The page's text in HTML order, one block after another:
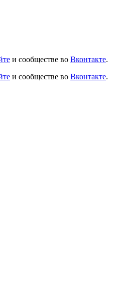
и сообществе во Вконтакте.
и сообществе во Вконтакте.